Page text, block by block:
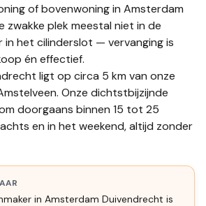
of bovenwoning in Amsterdam
zwakke plek meestal niet in de
in het cilinderslot — vervanging is
én effectief.
ligt op circa 5 km van onze
Onze dichtstbijzijnde
doorgaans binnen 15 tot 25
en in het weekend, altijd zonder
in Amsterdam Duivendrecht is